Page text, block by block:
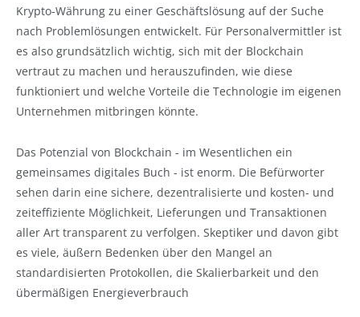
Krypto-Währung zu einer Geschäftslösung auf der Suche
nach Problemlösungen entwickelt. Für Personalvermittler ist
es also grundsätzlich wichtig, sich mit der Blockchain
vertraut zu machen und herauszufinden, wie diese
funktioniert und welche Vorteile die Technologie im eigenen
Unternehmen mitbringen könnte.
Das Potenzial von Blockchain - im Wesentlichen ein
gemeinsames digitales Buch - ist enorm. Die Befürworter
sehen darin eine sichere, dezentralisierte und kosten- und
zeiteffiziente Möglichkeit, Lieferungen und Transaktionen
aller Art transparent zu verfolgen. Skeptiker und davon gibt
es viele, äußern Bedenken über den Mangel an
standardisierten Protokollen, die Skalierbarkeit und den
übermäßigen Energieverbrauch